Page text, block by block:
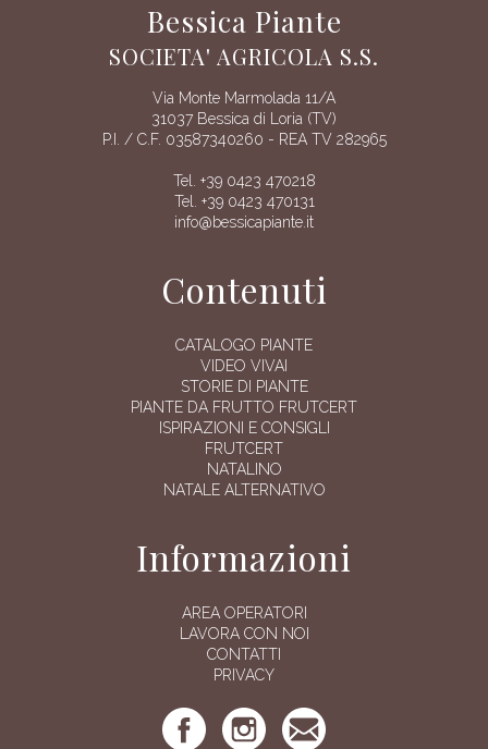
Bessica Piante
SOCIETA' AGRICOLA S.S.
Via Monte Marmolada 11/A
31037 Bessica di Loria (TV)
P.I. / C.F. 03587340260 - REA TV 282965
Tel. +39 0423 470218
Tel. +39 0423 470131
info@bessicapiante.it
Contenuti
CATALOGO PIANTE
VIDEO VIVAI
STORIE DI PIANTE
PIANTE DA FRUTTO FRUTCERT
ISPIRAZIONI E CONSIGLI
FRUTCERT
NATALINO
NATALE ALTERNATIVO
Informazioni
AREA OPERATORI
LAVORA CON NOI
CONTATTI
PRIVACY